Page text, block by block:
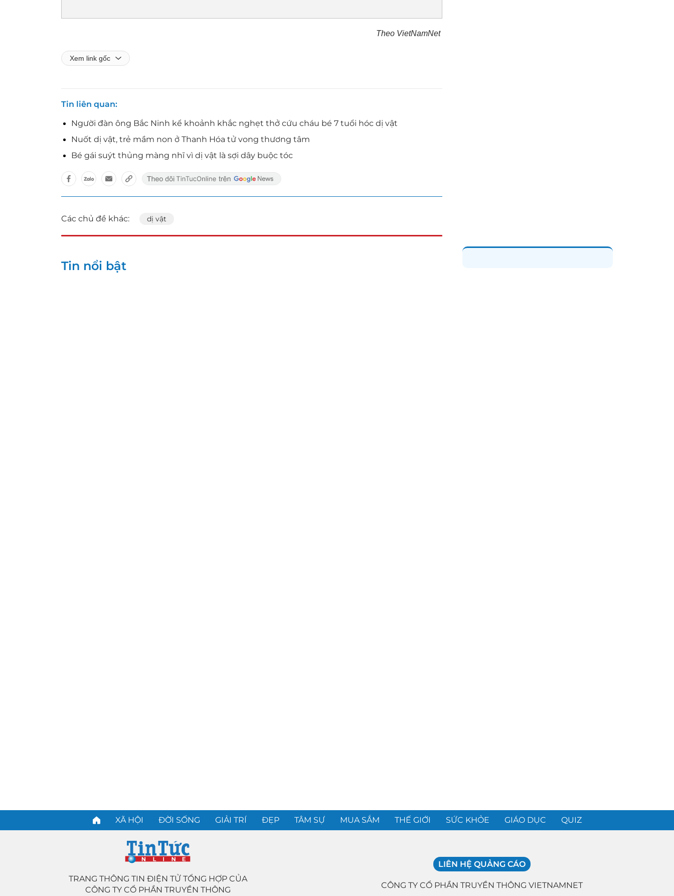
Theo VietNamNet
Xem link gốc
Tin liên quan
Người đàn ông Bắc Ninh kể khoảnh khắc nghẹt thở cứu cháu bé 7 tuổi hóc dị vật
Nuốt dị vật, trẻ mầm non ở Thanh Hóa tử vong thương tâm
Bé gái suýt thủng màng nhĩ vì dị vật là sợi dây buộc tóc
Các chủ đề khác: dị vật
Tin nổi bật
XÃ HỘI ĐỜI SỐNG GIẢI TRÍ ĐẸP TÂM SỰ MUA SẮM THẾ GIỚI SỨC KHỎE GIÁO DỤC QUIZ
TRANG THÔNG TIN ĐIỆN TỬ TỔNG HỢP CỦA
CÔNG TY CỔ PHẦN TRUYỀN THÔNG
LIÊN HỆ QUẢNG CÁO
CÔNG TY CỔ PHẦN TRUYỀN THÔNG VIETNAMNET